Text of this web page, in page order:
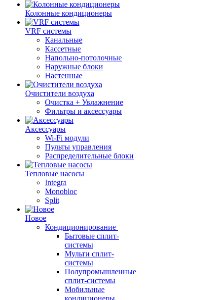
Колонные кондиционеры
VRF системы
Канальные
Кассетные
Напольно-потолочные
Наружные блоки
Настенные
Очистители воздуха
Очистка + Увлажнение
Фильтры и аксессуары
Аксессуары
Wi-Fi модули
Пульты управления
Распределительные блоки
Тепловые насосы
Integra
Monobloc
Split
Новое
Кондиционирование
Бытовые сплит-
системы
Мульти сплит-
системы
Полупромышленные
сплит-системы
Мобильные
кондиционеры